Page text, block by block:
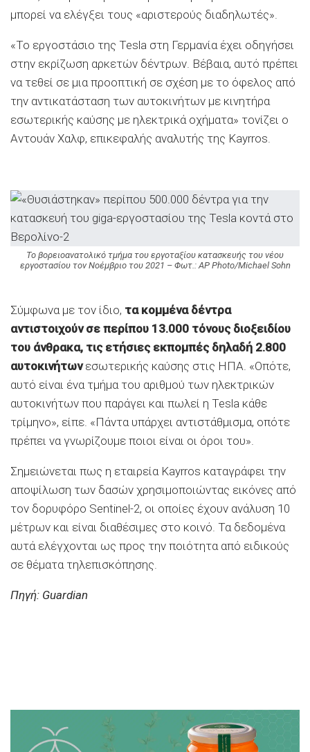
μπορεί να ελέγξει τους «αριστερούς διαδηλωτές».
«Το εργοστάσιο της Tesla στη Γερμανία έχει οδηγήσει
στην εκρίζωση αρκετών δέντρων. Βέβαια, αυτό πρέπει
να τεθεί σε μια προοπτική σε σχέση με το όφελος από
την αντικατάσταση των αυτοκινήτων με κινητήρα
εσωτερικής καύσης με ηλεκτρικά οχήματα» τονίζει ο
Αντουάν Χαλφ, επικεφαλής αναλυτής της Kayrros.
Το βορειοανατολικό τμήμα του εργοταξίου κατασκευής του νέου
εργοστασίου τον Νοέμβριο του 2021 – Φωτ.: AP Photo/Michael Sohn
Σύμφωνα με τον ίδιο, τα κομμένα δέντρα
αντιστοιχούν σε περίπου 13.000 τόνους διοξειδίου
του άνθρακα, τις ετήσιες εκπομπές δηλαδή 2.800
αυτοκινήτωνεσωτερικής καύσης στις ΗΠΑ. «Οπότε,
αυτό είναι ένα τμήμα του αριθμού των ηλεκτρικών
αυτοκινήτων που παράγει και πωλεί η Tesla κάθε
τρίμηνο», είπε. «Πάντα υπάρχει αντιστάθμισμα, οπότε
πρέπει να γνωρίζουμε ποιοι είναι οι όροι του».
Σημειώνεται πως η εταιρεία Kayrros καταγράφει την
αποψίλωση των δασών χρησιμοποιώντας εικόνες από
τον δορυφόρο Sentinel-2, οι οποίες έχουν ανάλυση 10
μέτρων και είναι διαθέσιμες στο κοινό. Τα δεδομένα
αυτά ελέγχονται ως προς την ποιότητα από ειδικούς
σε θέματα τηλεπισκόπησης.
Πηγή: Guardian